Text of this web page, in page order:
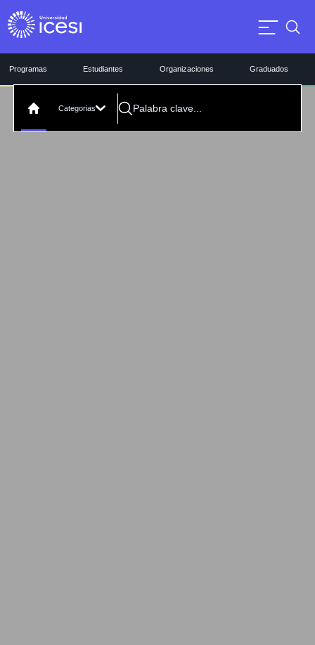
Programas Estudiantes Organizaciones Graduados
Categorias